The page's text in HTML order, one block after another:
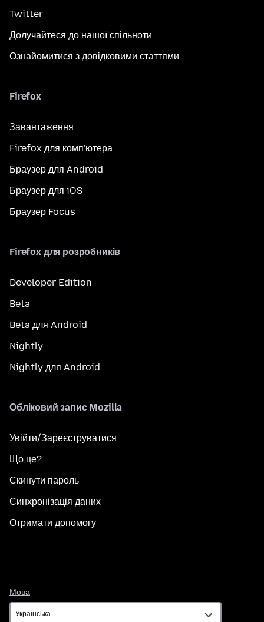
Twitter
Долучайтеся до нашої спільноти
Ознайомитися з довідковими статтями
Firefox
Завантаження
Firefox для комп'ютера
Браузер для Android
Браузер для iOS
Браузер Focus
Firefox для розробників
Developer Edition
Beta
Beta для Android
Nightly
Nightly для Android
Обліковий запис Mozilla
Увійти/Зареєструватися
Що це?
Скинути пароль
Синхронізація даних
Отримати допомогу
Мова